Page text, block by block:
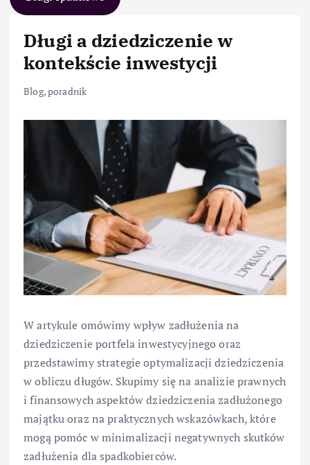
Długi a dziedziczenie w
kontekście inwestycji
Blog,poradnik
W artykule omówimy wpływ zadłużenia na
dziedziczenie portfela inwestycyjnego oraz
przedstawimy strategie optymalizacji dziedziczenia
w obliczu długów. Skupimy się na analizie prawnych
i finansowych aspektów dziedziczenia zadłużonego
majątku oraz na praktycznych wskazówkach, które
mogą pomóc w minimalizacji negatywnych skutków
zadłużenia dla spadkobierców.